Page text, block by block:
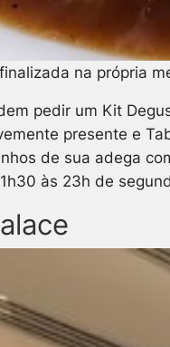
na própria
pedir um Kit
presente e
de sua adega
às 23h de